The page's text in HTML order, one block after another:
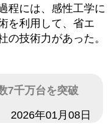
程には、感性工学に
を利用して、省エ
の技術力があった。
7千万台を突破
2026年01月08日